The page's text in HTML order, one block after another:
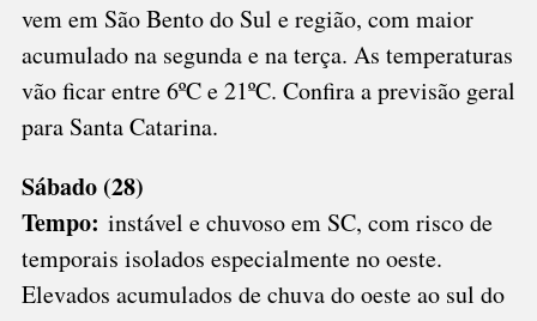
vem em São Bento do Sul e região, com maior
acumulado na segunda e na terça. As temperaturas
vão ficar entre 6ºC e 21ºC. Confira a previsão geral
para Santa Catarina.
Sábado (28)
Tempo: instável e chuvoso em SC, com risco de
temporais isolados especialmente no oeste.
Elevados acumulados de chuva do oeste ao sul do